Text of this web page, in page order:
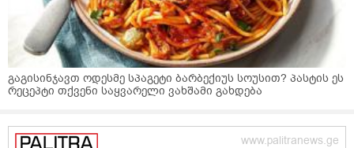
გაგისინჯავთ ოდესმე სპაგეტი ბარბექიუს სოუსით? პასტის ეს
რეცეპტი თქვენი საყვარელი ვახშამი გახდება